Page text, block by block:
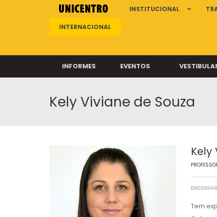
INSTITUCIONAL
INTERNACIONAL
INFORMES EVENTOS
Kely Viviane de Souza
Kely
Tem